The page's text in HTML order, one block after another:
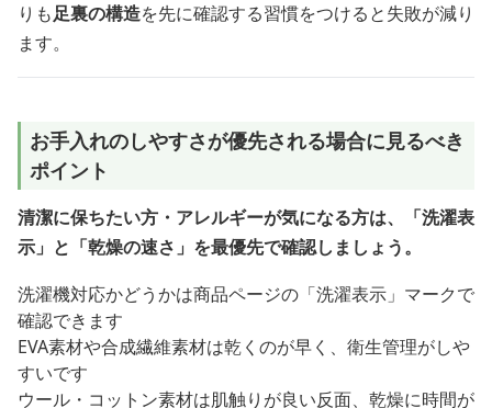
りも足裏の構造を先に確認する習慣をつけると失敗が減り
ます。
お手入れのしやすさが優先される場合に見るべき
ポイント
清潔に保ちたい方・アレルギーが気になる方は、「洗濯表
示」と「乾燥の速さ」を最優先で確認しましょう。
洗濯機対応かどうかは商品ページの「洗濯表示」マークで
確認できます
EVA素材や合成繊維素材は乾くのが早く、衛生管理がしや
すいです
ウール・コットン素材は肌触りが良い反面、乾燥に時間が